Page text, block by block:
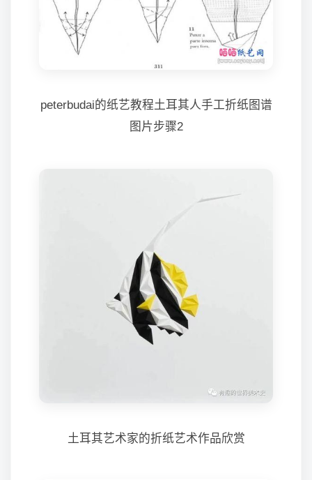
peterbudai的纸艺教程土耳其人手工折纸图谱
图片步骤2
土耳其艺术家的折纸艺术作品欣赏